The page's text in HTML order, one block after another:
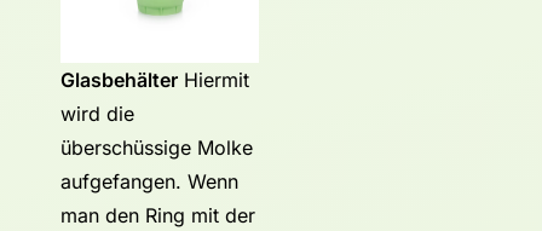
Glasbehälter Hiermit
wird die
überschüssige Molke
aufgefangen. Wenn
man den Ring mit der